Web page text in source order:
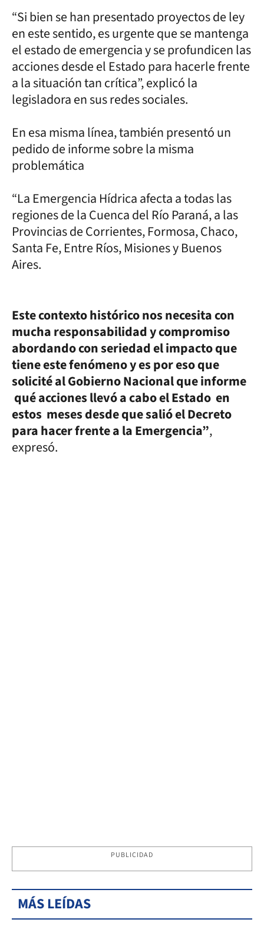
“Si bien se han presentado proyectos de ley
en este sentido, es urgente que se mantenga
el estado de emergencia y se profundicen las
acciones desde el Estado para hacerle frente
a la situación tan crítica”, explicó la
legisladora en sus redes sociales.
En esa misma línea, también presentó un
pedido de informe sobre la misma
problemática
“La Emergencia Hídrica afecta a todas las
regiones de la Cuenca del Río Paraná, a las
Provincias de Corrientes, Formosa, Chaco,
Santa Fe, Entre Ríos, Misiones y Buenos
Aires.
Este contexto histórico nos necesita con
mucha responsabilidad y compromiso
abordando con seriedad el impacto que
tiene este fenómeno y es por eso que
solicité al Gobierno Nacional que informe
qué acciones llevó a cabo el Estado en
estos meses desde que salió el Decreto
para hacer frente a la Emergencia”,
expresó.
PUBLICIDAD
MÁS LEÍDAS